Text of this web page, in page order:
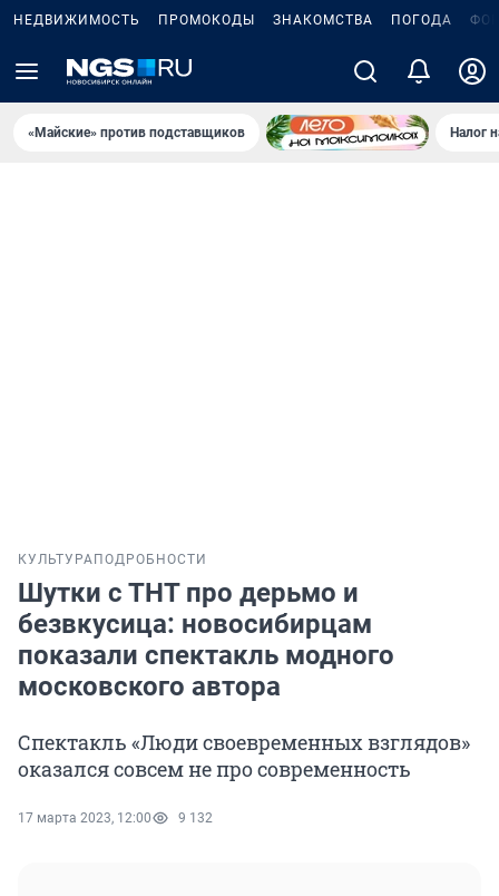
НЕДВИЖИМОСТЬ ПРОМОКОДЫ ЗНАКОМСТВА ПОГОДА
«Майские» против подставщиков Налог
КУЛЬТУРА ПОДРОБНОСТИ
Шутки с ТНТ про дерьмо и
безвкусица: новосибирцам
показали спектакль модного
московского автора
Спектакль «Люди своевременных взглядов»
оказался совсем не про современность
17 марта 2023, 12:00 9 132